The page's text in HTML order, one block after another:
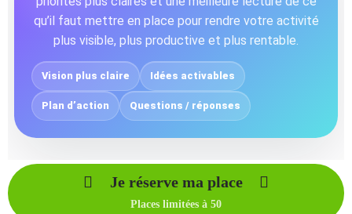
qu’il faut mettre en place pour rendre votre activité
plus visible, plus productive et plus rentable.
Vision plus claire Idées activables
Plan d’action Questions / réponses
Je réserve ma place
Places limitées à 50